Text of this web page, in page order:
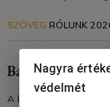
SZÖVEG RÓLUNK
Bázis-stand a
A Bázis Egyesület is
Nagyra
védelmét